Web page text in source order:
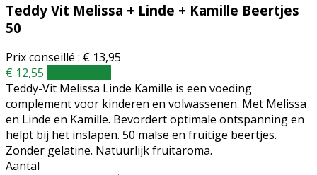
Teddy Vit Melissa + Linde + Kamille Beertjes
50
Prix conseillé : € 13,95
€ 12,55
Teddy-Vit Melissa Linde Kamille is een voeding
complement voor kinderen en volwassenen. Met Melissa
en Linde en Kamille. Bevordert optimale ontspanning en
helpt bij het inslapen. 50 malse en fruitige beertjes.
Zonder gelatine. Natuurlijk fruitaroma.
Aantal